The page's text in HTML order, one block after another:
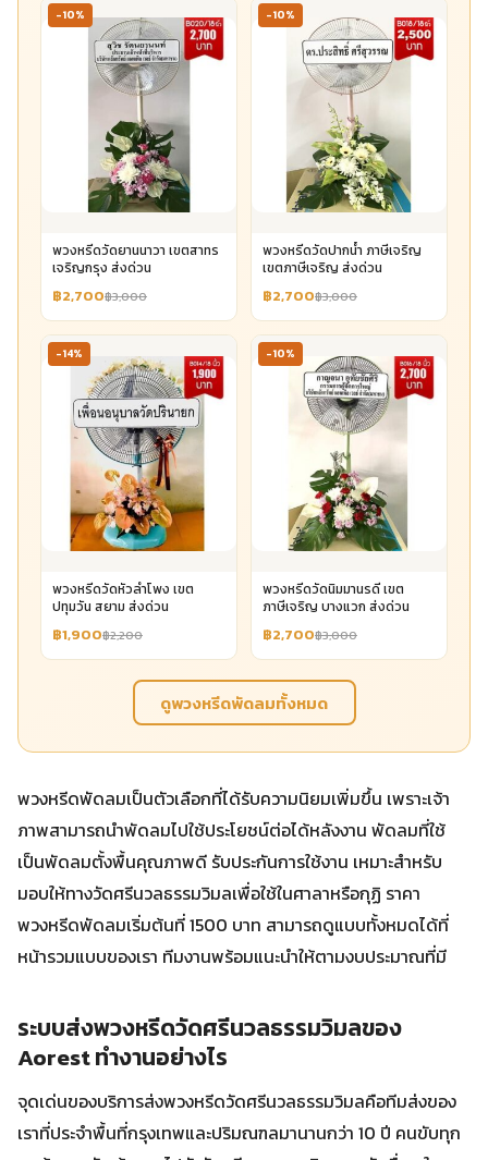
-10%
พวงหรีดวัดยานนาวา เขตสาทร
เจริญกรุง ส่งด่วน
฿2,700฿3,000
-10%
พวงหรีดวัดปากน้ำ ภาษีเจริญ
เขตภาษีเจริญ ส่งด่วน
฿2,700฿3,000
-14%
พวงหรีดวัดหัวลำโพง เขต
ปทุมวัน สยาม ส่งด่วน
฿1,900฿2,200
-10%
พวงหรีดวัดนิมมานรดี เขต
ภาษีเจริญ บางแวก ส่งด่วน
฿2,700฿3,000
ดูพวงหรีดพัดลมทั้งหมด
พวงหรีดพัดลมเป็นตัวเลือกที่ได้รับความนิยมเพิ่มขึ้น เพราะเจ้า
ภาพสามารถนำพัดลมไปใช้ประโยชน์ต่อได้หลังงาน พัดลมที่ใช้
เป็นพัดลมตั้งพื้นคุณภาพดี รับประกันการใช้งาน เหมาะสำหรับ
มอบให้ทางวัดศรีนวลธรรมวิมลเพื่อใช้ในศาลาหรือกุฏิ ราคา
พวงหรีดพัดลมเริ่มต้นที่ 1500 บาท สามารถดูแบบทั้งหมดได้ที่
หน้ารวมแบบของเรา ทีมงานพร้อมแนะนำให้ตามงบประมาณที่มี
ระบบส่งพวงหรีดวัดศรีนวลธรรมวิมลของ
Aorest ทำงานอย่างไร
จุดเด่นของบริการส่งพวงหรีดวัดศรีนวลธรรมวิมลคือทีมส่งของ
เราที่ประจำพื้นที่กรุงเทพและปริมณฑลมานานกว่า 10 ปี คนขับทุก